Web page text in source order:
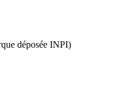
déposée INPI)